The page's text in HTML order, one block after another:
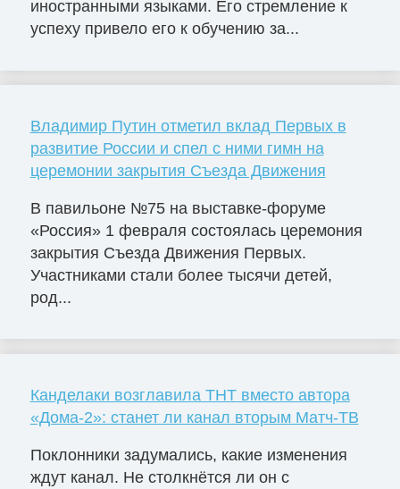
иностранными языками. Его стремление к
успеху привело его к обучению за...
Владимир Путин отметил вклад Первых в
развитие России и спел с ними гимн на
церемонии закрытия Съезда Движения
В павильоне №75 на выставке-форуме
«Россия» 1 февраля состоялась церемония
закрытия Съезда Движения Первых.
Участниками стали более тысячи детей,
род...
Канделаки возглавила ТНТ вместо автора
«Дома-2»: станет ли канал вторым Матч-ТВ
Поклонники задумались, какие изменения
ждут канал. Не столкнётся ли он с